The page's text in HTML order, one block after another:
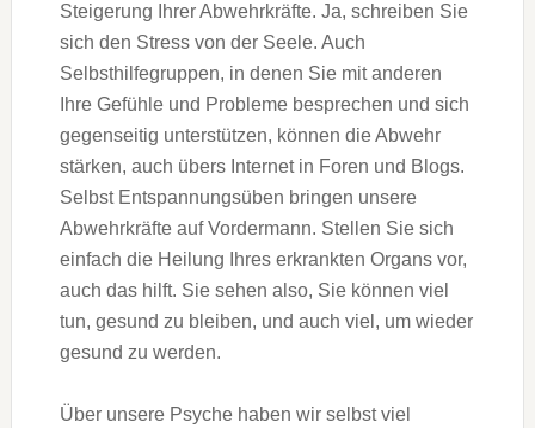
Steigerung Ihrer Abwehrkräfte. Ja, schreiben Sie
sich den Stress von der Seele. Auch
Selbsthilfegruppen, in denen Sie mit anderen
Ihre Gefühle und Probleme besprechen und sich
gegenseitig unterstützen, können die Abwehr
stärken, auch übers Internet in Foren und Blogs.
Selbst Entspannungsüben bringen unsere
Abwehrkräfte auf Vordermann. Stellen Sie sich
einfach die Heilung Ihres erkrankten Organs vor,
auch das hilft. Sie sehen also, Sie können viel
tun, gesund zu bleiben, und auch viel, um wieder
gesund zu werden.
Über unsere Psyche haben wir selbst viel